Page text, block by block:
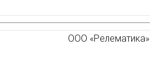
ООО «Релематика»